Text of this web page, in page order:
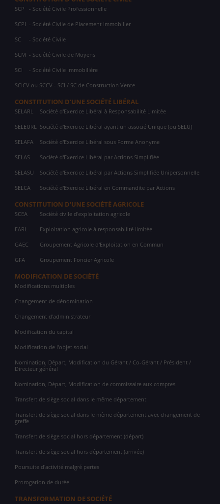
SCP - Société Civile Professionnelle
SCPI - Société Civile de Placement Immobilier
SC - Société Civile
SCM - Société Civile de Moyens
SCI - Société Civile Immobilière
SCICV ou SCCV - SCI / SC de Construction Vente
CONSTITUTION D'UNE SOCIÉTÉ LIBÉRAL
SELARL Société d'Exercice Libéral à Responsabilité Limitée
SELEURL Société d'Exercice Libéral ayant un associé Unique (ou SELU)
SELAFA Société d'Exercice Libéral sous Forme Anonyme
SELAS Société d'Exercice Libéral par Actions Simplifiée
SELASU Société d'Exercice Libéral par Actions Simplifiée Unipersonnelle
SELCA Société d'Exercice Libéral en Commandite par Actions
CONSTITUTION D'UNE SOCIÉTÉ AGRICOLE
SCEA Société civile d'exploitation agricole
EARL Exploitation agricole à responsabilité limitée
GAEC Groupement Agricole d'Exploitation en Commun
GFA Groupement Foncier Agricole
MODIFICATION DE SOCIÉTÉ
Modifications multiples
Changement de dénomination
Changement d'administrateur
Modification du capital
Modification de l'objet social
Nomination, Départ, Modification du Gérant / Co-Gérant / Président /
Directeur général
Nomination, Départ, Modification de commissaire aux comptes
Transfert de siège social dans le même département
Transfert de siège social dans le même département avec changement de
greffe
Transfert de siège social hors département (départ)
Transfert de siège social hors département (arrivée)
Poursuite d'activité malgré pertes
Prorogation de durée
TRANSFORMATION DE SOCIÉTÉ